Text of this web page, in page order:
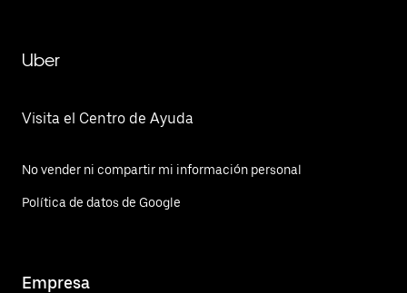
Uber
Visita el Centro de Ayuda
No vender ni compartir mi información personal
Política de datos de Google
Empresa